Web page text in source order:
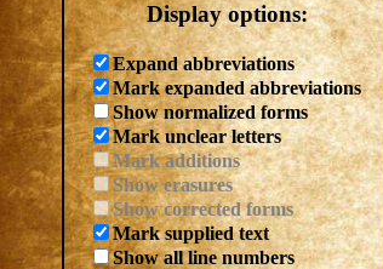
Display options:
Expand abbreviations
Mark expanded abbreviations
Show normalized forms
Mark unclear letters
Mark additions
Show erasures
Show corrected forms
Mark supplied text
Show all line numbers